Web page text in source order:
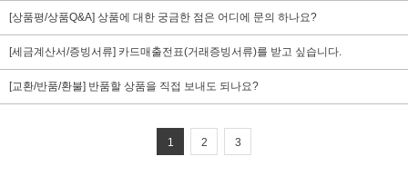
[상품평/상품Q&A] 상품에 대한 궁금한 점은 어디에 문의 하나요?
[세금계산서/증빙서류] 카드매출전표(거래증빙서류)를 받고 싶습니다.
[교환/반품/환불] 반품할 상품을 직접 보내도 되나요?
1 2 3